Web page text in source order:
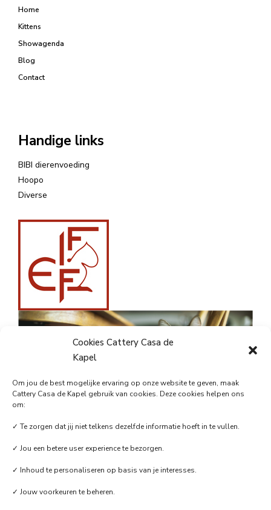
Cookies Cattery Casa de
Kapel
Om jou de best mogelijke ervaring op onze website te geven, maak
Cattery Casa de Kapel gebruik van cookies. Deze cookies helpen ons
om:
✓ Te zorgen dat jij niet telkens dezelfde informatie hoeft in te vullen.
✓ Jou een betere user experience te bezorgen.
✓ Inhoud te personaliseren op basis van je interesses.
✓ Jouw voorkeuren te beheren.
Home
Kittens
Showagenda
Blog
Contact
Handige links
BIBI dierenvoeding
Hoopo
Diverse